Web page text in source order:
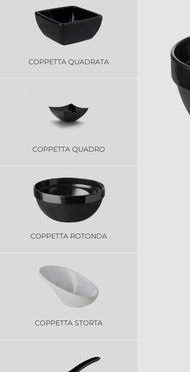
COPPETTA QUADRATA
COPPETTA QUADRO
COPPETTA ROTONDA
COPPETTA STORTA